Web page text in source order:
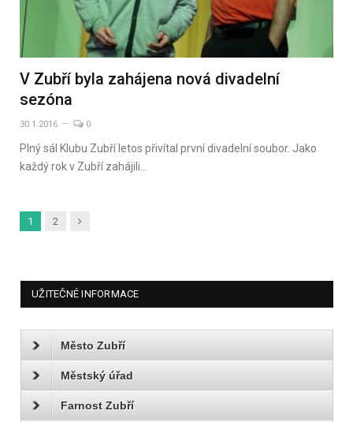
V Zubří byla zahájena nová divadelní
sezóna
30.1.2016 0
Plný sál Klubu Zubří letos přivítal první divadelní soubor. Jako
každý rok v Zubří zahájili…
1 2 Další
UŽITEČNÉ INFORMACE
Město Zubří
Městský úřad
Farnost Zubří